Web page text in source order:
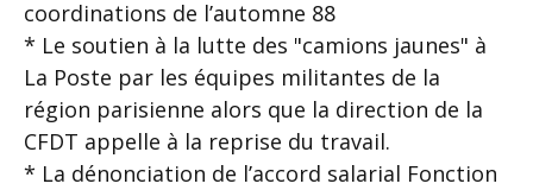
coordinations de l’automne 88
* Le soutien à la lutte des "camions jaunes" à
La Poste par les équipes militantes de la
région parisienne alors que la direction de la
CFDT appelle à la reprise du travail.
* La dénonciation de l’accord salarial Fonction